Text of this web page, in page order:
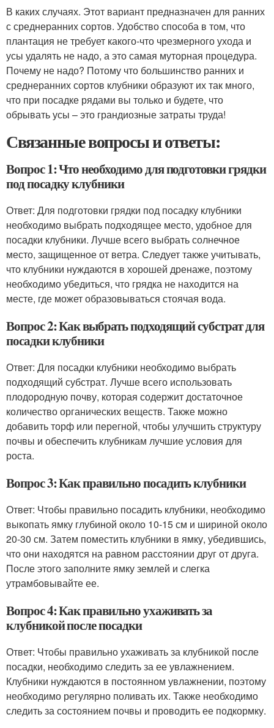
В каких случаях. Этот вариант предназначен для ранних
с среднеранних сортов. Удобство способа в том, что
плантация не требует какого-что чрезмерного ухода и
усы удалять не надо, а это самая муторная процедура.
Почему не надо? Потому что большинство ранних и
среднеранних сортов клубники образуют их так много,
что при посадке рядами вы только и будете, что
обрывать усы – это грандиозные затраты труда!
Связанные вопросы и ответы:
Вопрос 1: Что необходимо для подготовки грядки
под посадку клубники
Ответ: Для подготовки грядки под посадку клубники
необходимо выбрать подходящее место, удобное для
посадки клубники. Лучше всего выбрать солнечное
место, защищенное от ветра. Следует также учитывать,
что клубники нуждаются в хорошей дренаже, поэтому
необходимо убедиться, что грядка не находится на
месте, где может образовываться стоячая вода.
Вопрос 2: Как выбрать подходящий субстрат для
посадки клубники
Ответ: Для посадки клубники необходимо выбрать
подходящий субстрат. Лучше всего использовать
плодородную почву, которая содержит достаточное
количество органических веществ. Также можно
добавить торф или перегной, чтобы улучшить структуру
почвы и обеспечить клубникам лучшие условия для
роста.
Вопрос 3: Как правильно посадить клубники
Ответ: Чтобы правильно посадить клубники, необходимо
выкопать ямку глубиной около 10-15 см и шириной около
20-30 см. Затем поместить клубники в ямку, убедившись,
что они находятся на равном расстоянии друг от друга.
После этого заполните ямку землей и слегка
утрамбовывайте ее.
Вопрос 4: Как правильно ухаживать за
клубникой после посадки
Ответ: Чтобы правильно ухаживать за клубникой после
посадки, необходимо следить за ее увлажнением.
Клубники нуждаются в постоянном увлажнении, поэтому
необходимо регулярно поливать их. Также необходимо
следить за состоянием почвы и проводить ее подкормку.